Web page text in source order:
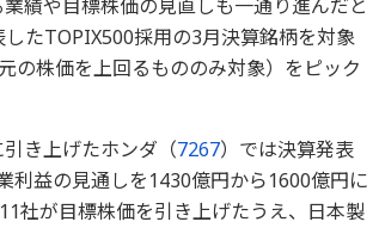
績や目標株価の見直しも一通り進んだと
たTOPIX500採用の3月決算銘柄を対象
の株価を上回るもののみ対象）をピック
き上げたホンダ（7267）では決算発表
利益の見通しを1430億円から1600億円に
社が目標株価を引き上げたうえ、日本製